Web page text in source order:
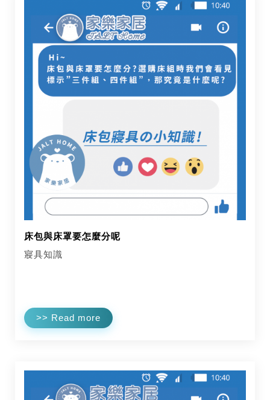
床包與床罩要怎麼分呢
寢具知識
>> Read more